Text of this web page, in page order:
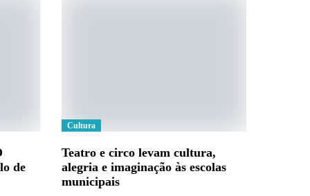
de
Cultura
Teatro e circo levam cultura,
alegria e imaginação às escolas
municipais